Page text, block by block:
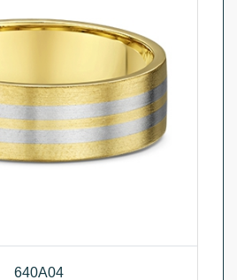
640A04